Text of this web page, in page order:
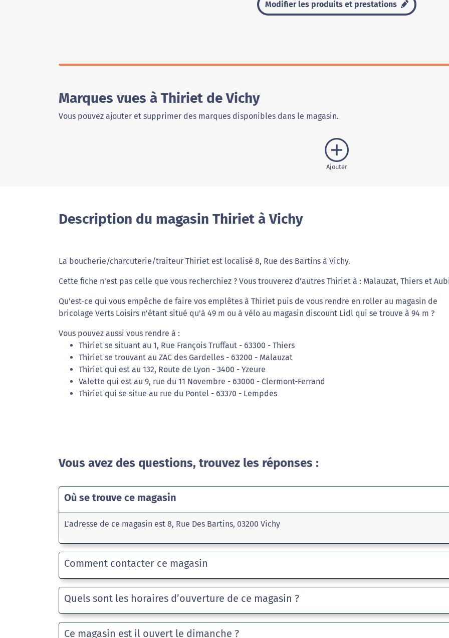
Modifier les produits et prestations
Marques vues à Thiriet de Vichy
Vous pouvez ajouter et supprimer des marques disponibles dans le magasin.
Ajouter
Description du magasin Thiriet à Vichy
La boucherie/charcuterie/traiteur Thiriet est localisé 8, Rue des Bartins à Vichy.
Cette fiche n'est pas celle que vous recherchiez ? Vous trouverez d'autres Thiriet à : Malauzat, Thiers et
Qu'est-ce qui vous empêche de faire vos emplêtes à Thiriet puis de vous rendre en roller au magasin de
bricolage Verts Loisirs n'étant situé qu'à 49 m ou à vélo au magasin discount Lidl qui se trouve à 94 m ?
Vous pouvez aussi vous rendre à :
Thiriet se situant au 1, Rue François Truffaut - 63300 - Thiers
Thiriet se trouvant au ZAC des Gardelles - 63200 - Malauzat
Thiriet qui est au 132, Route de Lyon - 3400 - Yzeure
Valette qui est au 9, rue du 11 Novembre - 63000 - Clermont-Ferrand
Thiriet qui se situe au rue du Pontel - 63370 - Lempdes
Vous avez des questions, trouvez les réponses :
Où se trouve ce magasin
L'adresse de ce magasin est 8, Rue Des Bartins, 03200 Vichy
Comment contacter ce magasin
Quels sont les horaires d’ouverture de ce magasin ?
Ce magasin est il ouvert le dimanche ?